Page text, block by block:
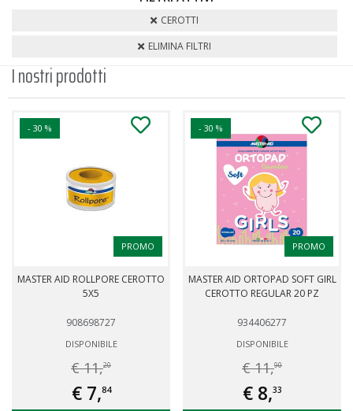
CEROTTI
ELIMINA FILTRI
I nostri prodotti
- 30 %
PROMO
MASTER AID ROLLPORE CEROTTO
5X5
908698727
DISPONIBILE
€ 11,20
€ 7,84
- 30 %
PROMO
MASTER AID ORTOPAD SOFT GIRL
CEROTTO REGULAR 20 PZ
934406277
DISPONIBILE
€ 11,90
€ 8,33